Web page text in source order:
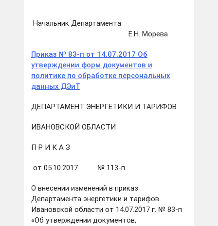
Начальник Департамента
Е.Н. Морева
Приказ № 83-п от 14.07.2017 Об
утверждении форм документов и
политике по обработке персональных
данных ДЭиТ
ДЕПАРТАМЕНТ ЭНЕРГЕТИКИ И ТАРИФОВ
ИВАНОВСКОЙ ОБЛАСТИ
П Р И К А З
от 05.10.2017 № 113-п
О внесении изменений в приказ
Департамента энергетики и тарифов
Ивановской области от 14.07.2017 г. № 83-п
«Об утверждении документов,